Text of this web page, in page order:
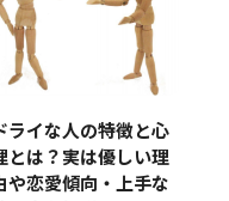
ライな人の特徴と心
とは？実は優しい理
や恋愛傾向・上手な